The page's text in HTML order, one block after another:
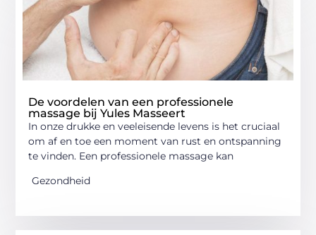
De voordelen van een professionele
massage bij Yules Masseert
In onze drukke en veeleisende levens is het cruciaal
om af en toe een moment van rust en ontspanning
te vinden. Een professionele massage kan
Gezondheid